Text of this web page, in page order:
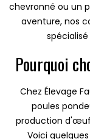
chevronné ou un
aventure, nos
Pourquoi
Chez Élevage
poules
production
Voici